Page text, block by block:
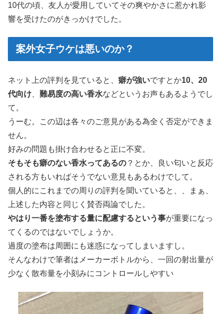
10代の頃、友人が愛用していてその爽やかさに惹かれ影
響を受けたのがきっかけでした。
案外女子ウケは悪いのか？
ネット上の評判を見ていると、 癖が強いですとか10、20
代向け、 難易度の高い香水などというお声もあるようでし
て。
うーむ。この辺は各々のご意見がある為全く否定ができま
せん。
好みの問題も掛け合わせると正に不変。
そもそも癖のない香水ってあるの ？とか、良い匂いと反応
される方もいればそうでない意見もあるわけでして。
個人的にこれまでの周りの評判を聞いていると、、まぁ、
上述した内容と同じく賛否両論でした。
やはり一番を塗布する量に配慮するという事が重要になっ
てくるのではないでしょうか。
過度の塗布は周囲にも迷惑になってしまいますし。
そんなわけで筆者はメーカーボトルから、一回の射出量が
少なく散布量を小刻みにコントロールしやすい